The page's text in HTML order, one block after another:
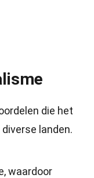
die het
landen.
waardoor